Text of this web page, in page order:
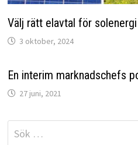
Välj rätt elavtal för solenergi
3 oktober, 2024
En interim marknadschefs
27 juni, 2021
Sök